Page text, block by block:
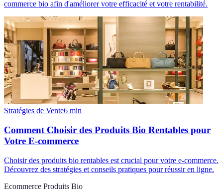
commerce bio afin d'améliorer votre efficacité et votre rentabilité.
Stratégies de Vente6 min
Comment Choisir des Produits Bio Rentables pour
Votre E-commerce
Choisir des produits bio rentables est crucial pour votre e-commerce.
Découvrez des stratégies et conseils pratiques pour réussir en ligne.
Ecommerce Produits Bio